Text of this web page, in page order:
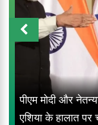
पीएम मोदी और
एशिया के हालात पर